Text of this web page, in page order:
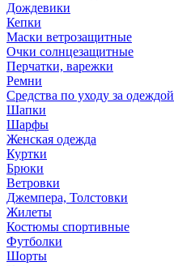
Дождевики
Кепки
Маски ветрозащитные
Очки солнцезащитные
Перчатки, варежки
Ремни
Средства по уходу за одеждой
Шапки
Шарфы
Женская одежда
Куртки
Брюки
Ветровки
Джемпера, Толстовки
Жилеты
Костюмы спортивные
Футболки
Шорты